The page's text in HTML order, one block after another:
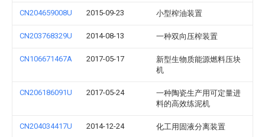
CN204659008U 2015-09-23 小型榨油装置
CN203768329U 2014-08-13 一种双向压榨装置
CN106671467A 2017-05-17
新型生物质能源燃料压块
机
CN206186091U 2017-05-24
一种陶瓷生产用可定量进
料的高效练泥机
CN204034417U 2014-12-24 化工用固液分离装置